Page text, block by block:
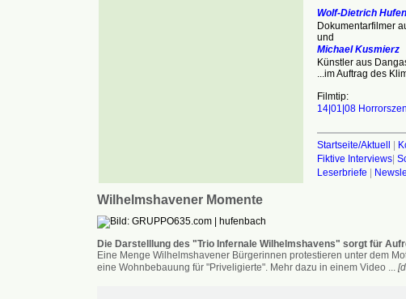
Wolf-Dietrich
Dokumentarfilmer
und
Michael Kusmierz
Künstler aus
...im Auftrag des
Filmtip:
14|01|08
Startseite/Aktuell
Fiktive Interviews|
Leserbriefe
Wilhelmshavener Momente
Die Darstelllung des "Trio Infernale Wilhelmshavens" sorgt für
Eine Menge Wilhelmshavener Bürgerinnen protestieren unter dem
eine Wohnbebauung für "Priveligierte". Mehr dazu in einem Video ...